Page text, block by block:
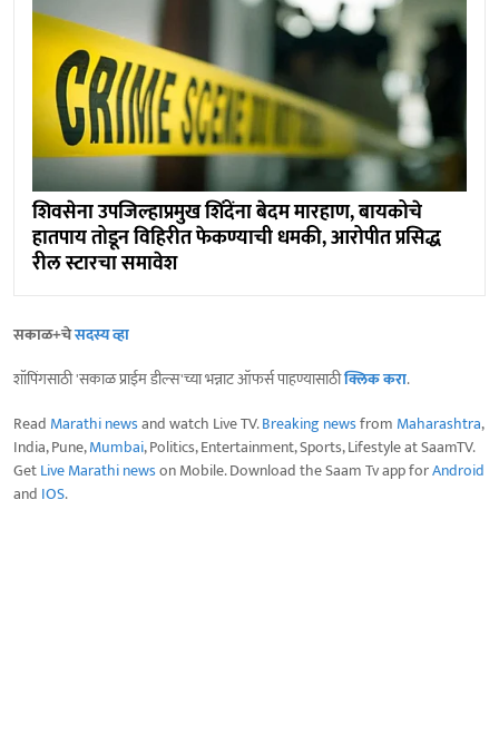
शिवसेना उपजिल्हाप्रमुख शिंदेंना बेदम मारहाण, बायकोचे
हातपाय तोडून विहिरीत फेकण्याची धमकी, आरोपीत प्रसिद्ध
रील स्टारचा समावेश
सकाळ+चेसदस्य व्हा
शॉपिंगसाठी 'सकाळ प्राईम डील्स'च्या भन्नाट ऑफर्स पाहण्यासाठीक्लिक करा.
Read Marathi newsand watch Live TV.Breaking newsfrom Maharashtra,
India, Pune,Mumbai, Politics, Entertainment, Sports, Lifestyle at SaamTV.
GetLive Marathi newson Mobile. Download the Saam Tv app forAndroid
and IOS.